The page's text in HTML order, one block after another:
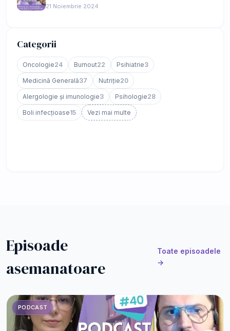
21 Noiembrie 2024
Categorii
Oncologie24 Burnout22 Psihiatrie3
Medicină Generală37 Nutriție20
Alergologie și imunologie3 Psihologie28
Boli infecțioase15 Vezi mai multe
Episoade
asemanatoare
Toate episoadele
→
PODCAST